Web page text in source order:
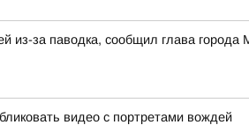
из-за паводка, сообщил глава
видео с портретами вождей